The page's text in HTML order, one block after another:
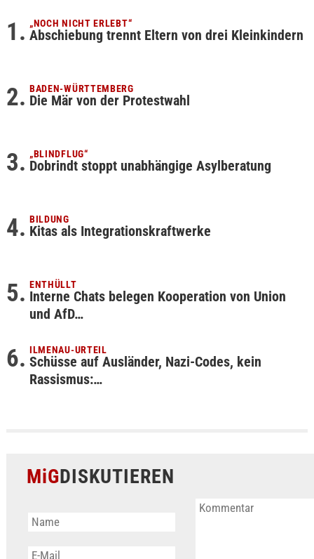
„NOCH NICHT ERLEBT“
Abschiebung trennt Eltern von drei Kleinkindern
BADEN-WÜRTTEMBERG
Die Mär von der Protestwahl
„BLINDFLUG“
Dobrindt stoppt unabhängige Asylberatung
BILDUNG
Kitas als Integrationskraftwerke
ENTHÜLLT
Interne Chats belegen Kooperation von Union
und AfD…
ILMENAU-URTEIL
Schüsse auf Ausländer, Nazi-Codes, kein
Rassismus:…
MiGDISKUTIEREN